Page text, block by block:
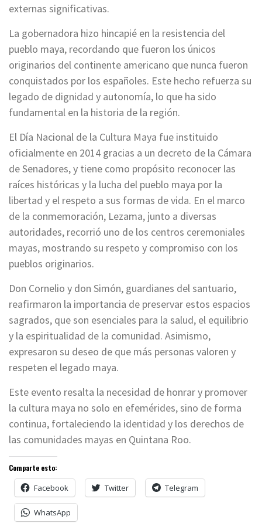
externas significativas.
La gobernadora hizo hincapié en la resistencia del
pueblo maya, recordando que fueron los únicos
originarios del continente americano que nunca fueron
conquistados por los españoles. Este hecho refuerza su
legado de dignidad y autonomía, lo que ha sido
fundamental en la historia de la región.
El Día Nacional de la Cultura Maya fue instituido
oficialmente en 2014 gracias a un decreto de la Cámara
de Senadores, y tiene como propósito reconocer las
raíces históricas y la lucha del pueblo maya por la
libertad y el respeto a sus formas de vida. En el marco
de la conmemoración, Lezama, junto a diversas
autoridades, recorrió uno de los centros ceremoniales
mayas, mostrando su respeto y compromiso con los
pueblos originarios.
Don Cornelio y don Simón, guardianes del santuario,
reafirmaron la importancia de preservar estos espacios
sagrados, que son esenciales para la salud, el equilibrio
y la espiritualidad de la comunidad. Asimismo,
expresaron su deseo de que más personas valoren y
respeten el legado maya.
Este evento resalta la necesidad de honrar y promover
la cultura maya no solo en efemérides, sino de forma
continua, fortaleciendo la identidad y los derechos de
las comunidades mayas en Quintana Roo.
Comparte esto:
Facebook Twitter Telegram
WhatsApp